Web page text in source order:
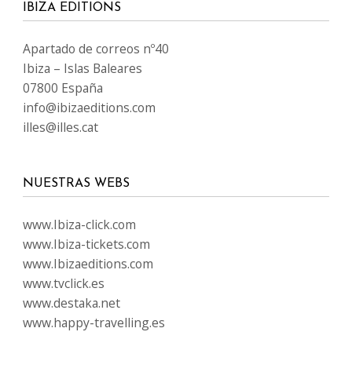
IBIZA EDITIONS
Apartado de correos nº40
Ibiza – Islas Baleares
07800 España
info@ibizaeditions.com
illes@illes.cat
NUESTRAS WEBS
www.Ibiza-click.com
www.Ibiza-tickets.com
www.Ibizaeditions.com
www.tvclick.es
www.destaka.net
www.happy-travelling.es